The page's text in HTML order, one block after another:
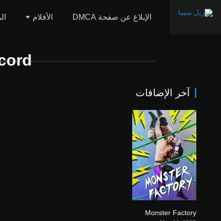
الإبلاغ عن صفحة DMCA الأفلام
آخر الإضافات
Monster Factory